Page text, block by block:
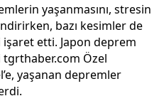
yaşanmasını, stresin
bazı kesimler de
etti. Japon deprem
Özel
yaşanan depremler